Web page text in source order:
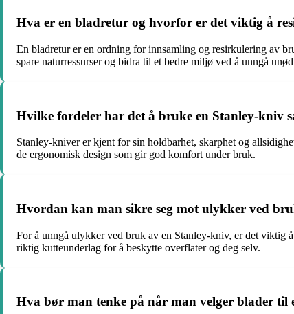
Hva er en bladretur og hvorfor er det viktig å
En bladretur er en ordning for innsamling og resirkulering av
spare naturressurser og bidra til et bedre miljø ved å unngå
Hvilke fordeler har det å bruke en Stanley-kniv
Stanley-kniver er kjent for sin holdbarhet, skarphet og
de ergonomisk design som gir god komfort under bruk.
Hvordan kan man sikre seg mot ulykker ved
For å unngå ulykker ved bruk av en Stanley-kniv, er det viktig
riktig kutteunderlag for å beskytte overflater og deg selv.
Hva bør man tenke på når man velger blader til